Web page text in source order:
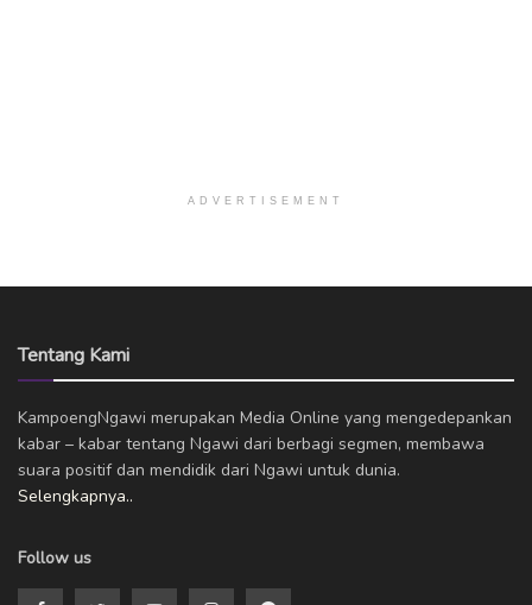
ADVERTISEMENT
Tentang Kami
KampoengNgawi merupakan Media Online yang mengedepankan
kabar – kabar tentang Ngawi dari berbagi segmen, membawa
suara positif dan mendidik dari Ngawi untuk dunia.
Selengkapnya..
Follow us